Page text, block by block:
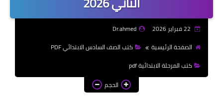
الازهرية
Dr.ahmed
الصفحة الرئيسية
كتب الصف السادس الابتدائي PDF
كتب المرحلة الابتدائية pdf
الحجم